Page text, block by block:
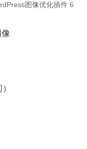
图像优化插件 6